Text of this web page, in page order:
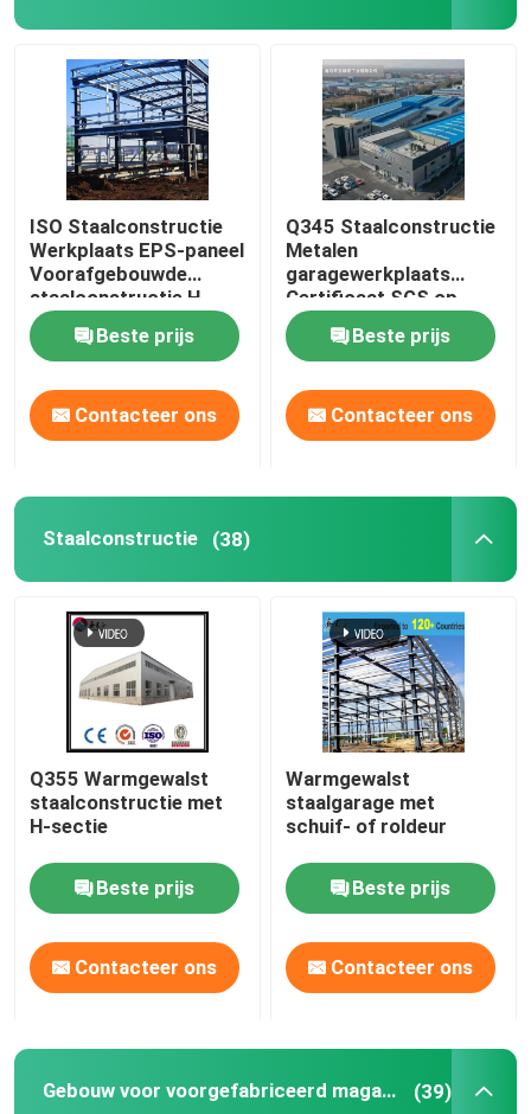
Huis
Producten
Over ons
Fabriekstocht
Kwaliteitscontrole
Neem contact met ons op
Nieuws
Gevallen
Staalconstructie magazijn
ISO Staalconstructie
Werkplaats EPS-paneel
Voorafgebouwde
staalconstructie H-
vormig
Beste prijs
Contacteer ons
Q345 Staalconstructie
Metalen
garagewerkplaats
Certificaat SGS op
maat
Beste prijs
Contacteer ons
Staalconstructie (38)
Q355 Warmgewalst
staalconstructie met
H-sectie
Beste prijs
Contacteer ons
Warmgewalst
staalgarage met
schuif- of roldeur
Beste prijs
Contacteer ons
Gebouw voor voorgefabriceerd magazijn (39)